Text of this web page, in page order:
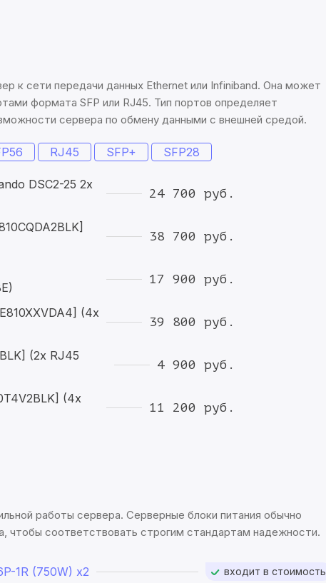
к сети передачи данных Ethernet или Infiniband. Она может
формата SFP или RJ45. Тип портов определяет
сервера по обмену данными с внешней средой.
RJ45 SFP+ SFP28
DSC2-25 2x
24 700 руб.
38 700 руб.
17 900 руб.
(4x
39 800 руб.
(2x RJ45
4 900 руб.
(4x
11 200 руб.
работы сервера. Серверные блоки питания обычно
чтобы соответствовать строгим стандартам надежности.
1R (750W) x2 входит в стоимость